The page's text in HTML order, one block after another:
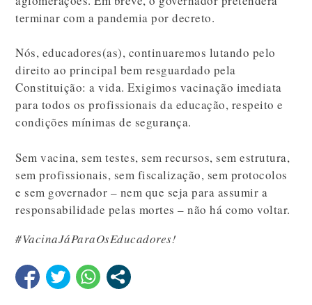
terminar com a pandemia por decreto.
Nós, educadores(as), continuaremos lutando pelo
direito ao principal bem resguardado pela
Constituição: a vida. Exigimos vacinação imediata
para todos os profissionais da educação, respeito e
condições mínimas de segurança.
Sem vacina, sem testes, sem recursos, sem estrutura,
sem profissionais, sem fiscalização, sem protocolos
e sem governador – nem que seja para assumir a
responsabilidade pelas mortes – não há como voltar.
#VacinaJáParaOsEducadores!